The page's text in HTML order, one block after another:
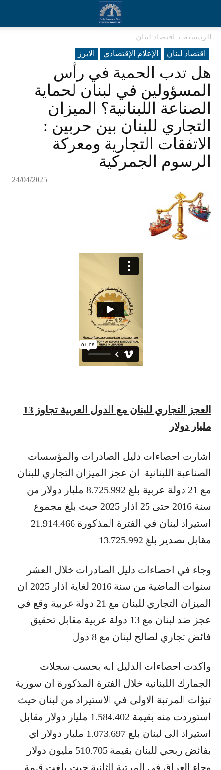
الرئيسية
اقتصاد لبنان
اقتصاد لبنان
الإعلام الإقتصادي الابرز
هل تدب الحمية في رأس
المسؤولين في لبنان لحماية
الصناعة اللبنانية؟ الميزان
التجاري للبنان بين حربين :
الاتفقات التجارية ومعركة
الرسوم الجمركية
24/04/2025
العجز التجاري للبنان مع الدول العربية تجاوز 13
مليار دولار
اشارت احصاءات دليل الصادرات والمؤسسات
الصناعية اللبنانية ان عجز الميزان التجاري للبنان
مع 21 دولة عربية بلغ 8.725.992 مليار دولار من
سنة 2016 حتى 25 اذار 2025 حيث بلغ مجموع
استيراد لبنان في الفترة المذكورة 21.914.466
مقابل نصدير بلغ 13.725.992
وجاء في احصاءات دليل الصادرات خلال العشر
سنوات الماضية من سنة 2016 لغاية اذار 2025 ان
الميزان التجاري للبنان مع 21 دولة عربية وقع في
عجز ضد لبنان مع 13 دولة عربية مقابل تحقيق
فائض تجاري لصالح لبنان مع 8 دول
واكدت احصاءات الدليل انه بحسب سجلات
الجمارك اللبنانية خلال الفترة المذكورة ان سورية
تبؤات المرتبة الاولى في الاستيراد من لبنان حيث
استوردت منه بقيمة 1.584.402 مليار دولار مقابل
استيراد الى لبنان بلغ 1.073.697 مليار دولار اي
بفائض ربحي للبنان بقيمة 510.705 مليون دولار
وجاء العراق في المرتبة الثانية حيث بلغت قيمة